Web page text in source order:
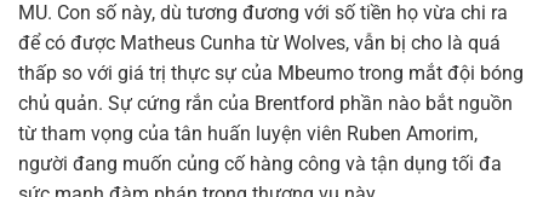
MU. Con số này, dù tương đương với số tiền họ vừa chi ra
để có được Matheus Cunha từ Wolves, vẫn bị cho là quá
thấp so với giá trị thực sự của Mbeumo trong mắt đội bóng
chủ quản. Sự cứng rắn của Brentford phần nào bắt nguồn
từ tham vọng của tân huấn luyện viên Ruben Amorim,
người đang muốn củng cố hàng công và tận dụng tối đa